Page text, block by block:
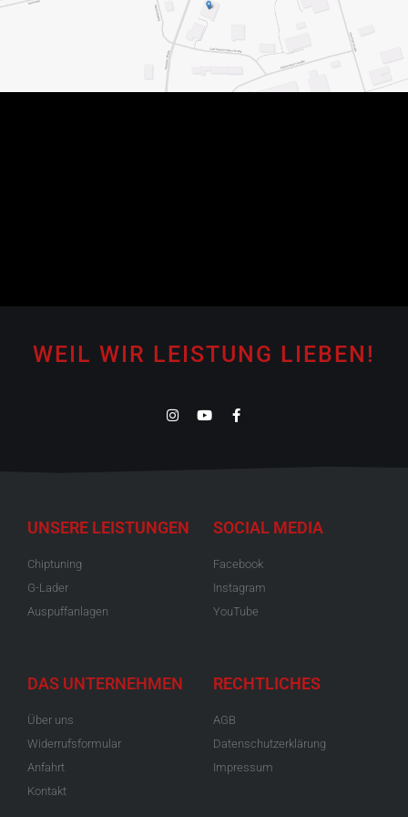
a
WEIL WIR LEISTUNG LIEBEN!
UNSERE LEISTUNGEN
Chiptuning
G-Lader
Auspuffanlagen
SOCIAL MEDIA
Facebook
Instagram
YouTube
DAS UNTERNEHMEN
Über uns
Widerrufsformular
Anfahrt
Kontakt
RECHTLICHES
AGB
Datenschutzerklärung
Impressum